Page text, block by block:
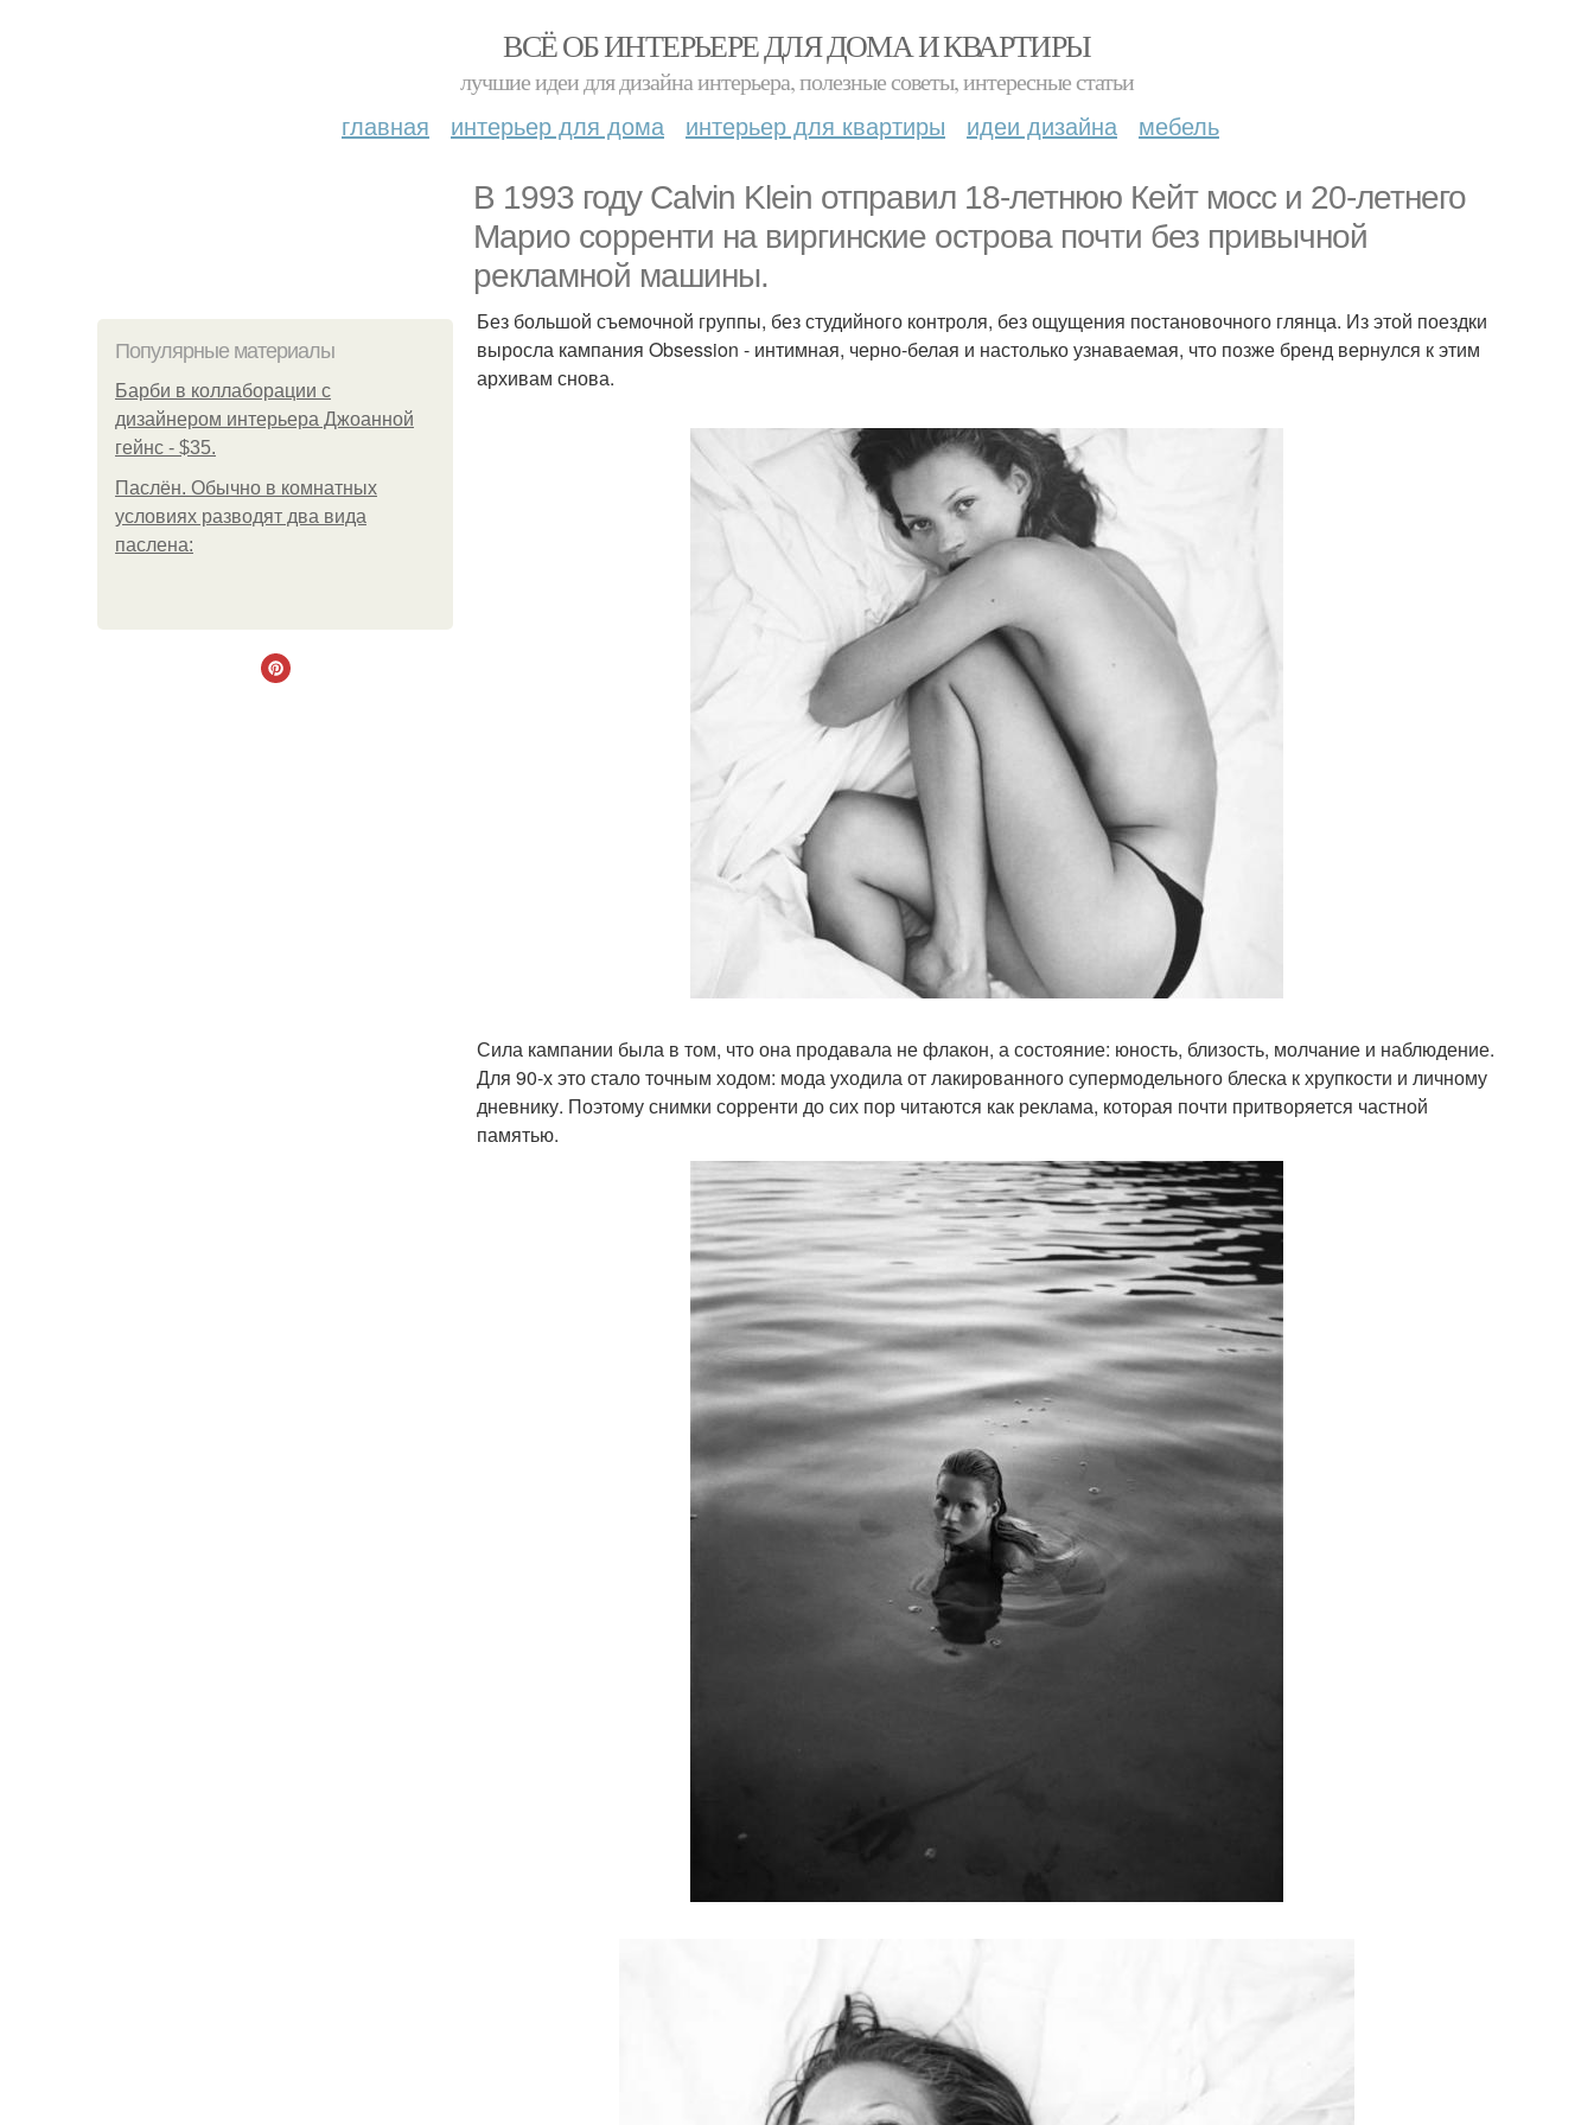
ВСЁ ОБ ИНТЕРЬЕРЕ ДЛЯ ДОМА И КВАРТИРЫ
лучшие идеи для дизайна интерьера, полезные советы, интересные статьи
главная интерьер для дома интерьер для квартиры идеи дизайна мебель
В 1993 году Calvin Klein отправил 18-летнюю Кейт мосс и 20-летнего
Марио сорренти на виргинские острова почти без привычной
рекламной машины.
Популярные материалы
Барби в коллаборации с
дизайнером интерьера Джоанной
гейнс - $35.
Паслён. Обычно в комнатных
условиях разводят два вида
паслена:
Без большой съемочной группы, без студийного контроля, без ощущения постановочного глянца. Из этой поездки
выросла кампания Obsession - интимная, черно-белая и настолько узнаваемая, что позже бренд вернулся к этим
архивам снова.
Сила кампании была в том, что она продавала не флакон, а состояние: юность, близость, молчание и наблюдение.
Для 90-х это стало точным ходом: мода уходила от лакированного супермодельного блеска к хрупкости и личному
дневнику. Поэтому снимки сорренти до сих пор читаются как реклама, которая почти притворяется частной
памятью.